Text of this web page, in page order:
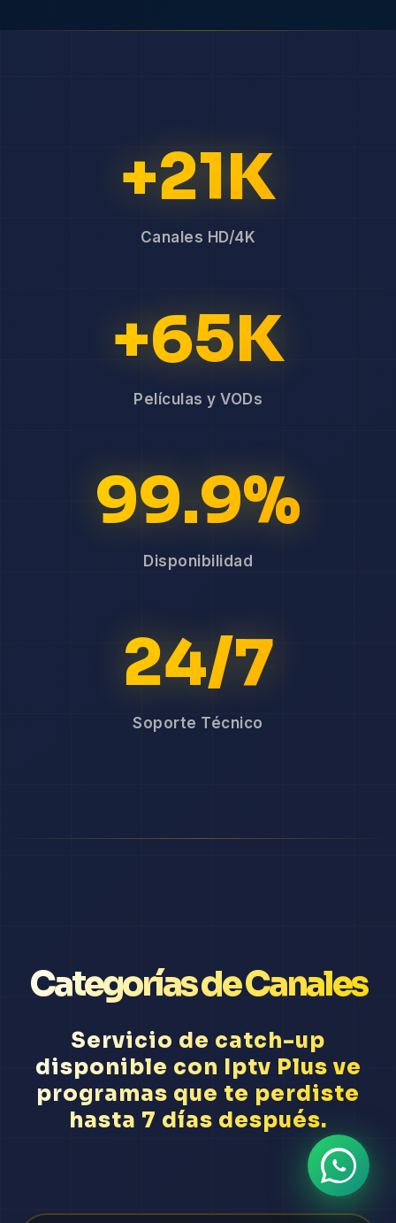
+21K
Canales HD/4K
+65K
Películas y VODs
99.9%
Disponibilidad
24/7
Soporte Técnico
Categorías de Canales
Servicio de catch-up
disponible con Iptv Plus ve
programas que te perdiste
hasta 7 días después.